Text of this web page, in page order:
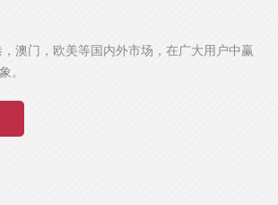
澳门，欧美等国内外市场，在广大用户中赢
。